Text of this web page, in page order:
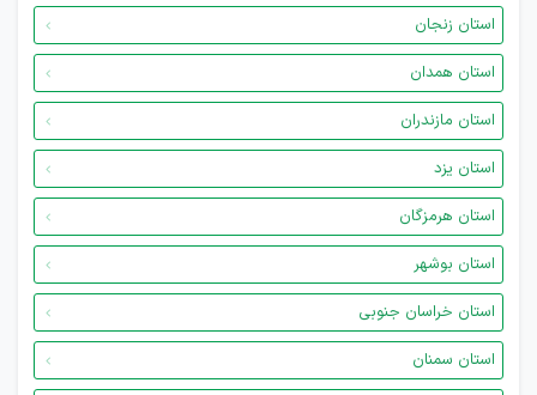
استان زنجان
استان همدان
استان مازندران
استان یزد
استان هرمزگان
استان بوشهر
استان خراسان جنوبی
استان سمنان